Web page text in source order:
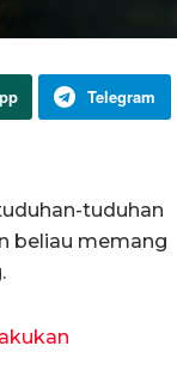
Telegram
tuduhan
beliau memang